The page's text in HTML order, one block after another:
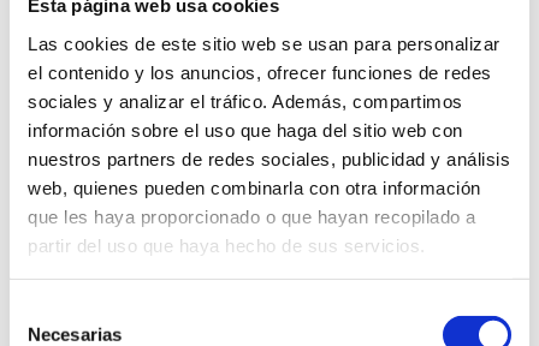
Esta página web usa cookies
Las cookies de este sitio web se usan para personalizar
el contenido y los anuncios, ofrecer funciones de redes
sociales y analizar el tráfico. Además, compartimos
información sobre el uso que haga del sitio web con
nuestros partners de redes sociales, publicidad y análisis
web, quienes pueden combinarla con otra información
que les haya proporcionado o que hayan recopilado a
partir del uso que haya hecho de sus servicios.
Necesarias
Nombre*
Correo electrónico*
Web